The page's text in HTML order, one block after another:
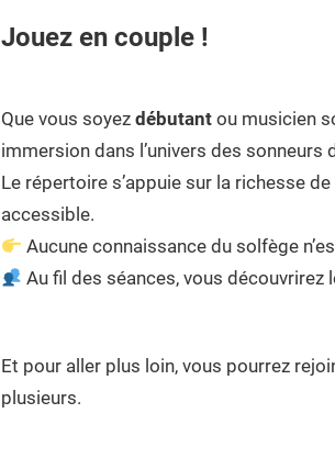
Jouez en couple !
Que vous soyez débutant ou musicien
immersion dans l’univers des sonneurs
Le répertoire s’appuie sur la richesse de
accessible.
Aucune connaissance du solfège
Au fil des séances, vous découvrirez
Et pour aller plus loin, vous pourrez
plusieurs.